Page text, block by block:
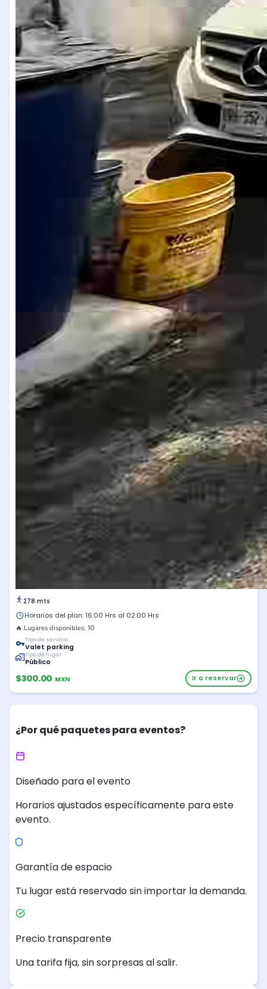
278 mts
Horarios del plan: 16:00 Hrs al 02:00 Hrs
🔥 Lugares disponibles: 10
Tipo de servicio
Valet parking
Tipo de lugar
Público
$300.00 MXN Ir a reservar
¿Por qué paquetes para eventos?
Diseñado para el evento
Horarios ajustados específicamente para este
evento.
Garantía de espacio
Tu lugar está reservado sin importar la demanda.
Precio transparente
Una tarifa fija, sin sorpresas al salir.